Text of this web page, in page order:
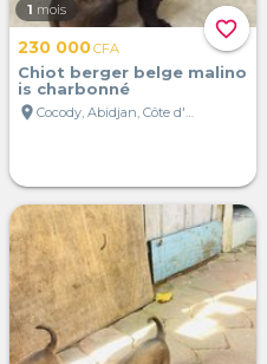
favorite_border
1 mois
230 000CFA
Chiot berger belge malino
is charbonné
location_on
Cocody, Abidjan, Côte d'Ivoire